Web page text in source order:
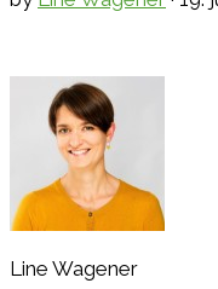
Line Wagener